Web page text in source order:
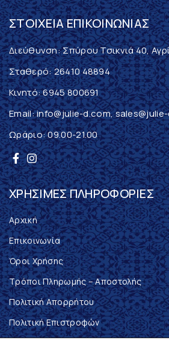
ΣΤΟΙΧΕΊΑ ΕΠΙΚΟΙΝΩΝΊΑΣ
Διεύθυνση: Σπύρου Τσικνιά 40,
Σταθερό:26410 48894
Κινητό:6945 800691
Email:info@julie-d.com,
Ωράριο: 09.00-21.00
ΧΡΉΣΙΜΕΣ ΠΛΗΡΟΦΟΡΊΕΣ
Αρχική
Επικοινωνία
Όροι Χρήσης
Τρόποι Πληρωμής – Αποστολής
Πολιτική Απορρήτου
Πολιτική Επιστροφών